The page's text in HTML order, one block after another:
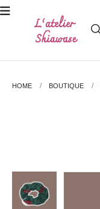
HOME BOUTIQUE